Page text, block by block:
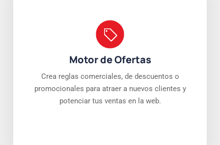
Motor de Ofertas
Crea reglas comerciales, de descuentos o
promocionales para atraer a nuevos clientes y
potenciar tus ventas en la web.